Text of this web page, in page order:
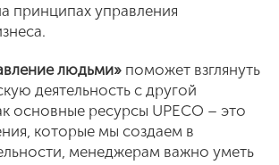
принципах управления
людьми» поможет взглянуть
деятельность с другой
основные ресурсы UPECO – это
которые мы создаем в
менеджерам важно уметь